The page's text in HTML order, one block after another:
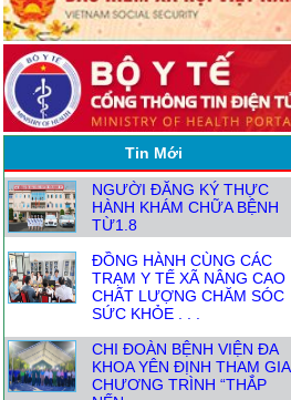
Tin Mới
NGƯỜI ĐĂNG KÝ THỰC
HÀNH KHÁM CHỮA BỆNH
TỪ1.8
ĐỒNG HÀNH CÙNG CÁC
TRẠM Y TẾ XÃ NÂNG CAO
CHẤT LƯỢNG CHĂM SÓC
SỨC KHỎE . . .
CHI ĐOÀN BỆNH VIỆN ĐA
KHOA YÊN ĐỊNH THAM GIA
CHƯƠNG TRÌNH “THẮP